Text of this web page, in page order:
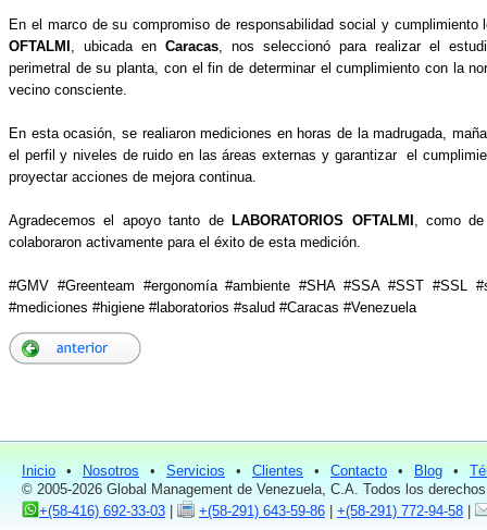
En el marco de su compromiso de responsabilidad social y
OFTALMI , ubicada en Caracas , nos seleccionó para realizar el
perimetral de su planta, con el fin de determinar el cumplimiento con la
vecino consciente.
En esta ocasión, se realiaron mediciones en horas de la madrugada,
el perfil y niveles de ruido en las áreas externas y garantizar el
proyectar acciones de mejora continua.
Agradecemos el apoyo tanto deLABORATORIOS OFTALMI , como
colaboraron activamente para el éxito de esta medición.
#GMV #Greenteam #ergonomía #ambiente #SHA #SSA #SST #SSL
#mediciones #higiene #laboratorios #salud #Caracas #Venezuela
Inicio • Nosotros • Servicios • Clientes • Contacto • Blog •
© 2005-2026 Global Management de Venezuela, C.A. Todos los
+(58-416) 692-33-03
+(58-291) 643-59-86 +(58-291) 772-94-58